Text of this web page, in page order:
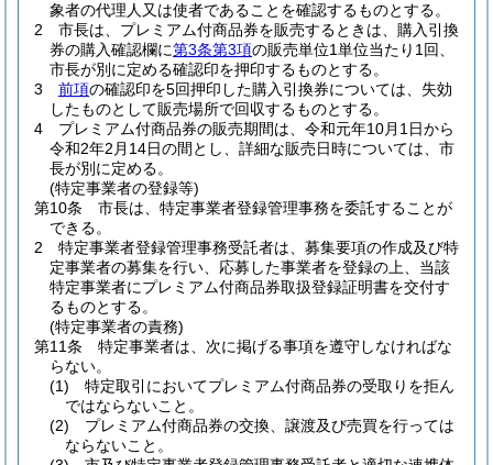
象者の代理人又は使者であることを確認するものとする。
2
市長は、プレミアム付商品券を販売するときは、購入引換
券の購入確認欄に第3条第3項の販売単位1単位当たり1回、
市長が別に定める確認印を押印するものとする。
3
前項の確認印を5回押印した購入引換券については、失効
したものとして販売場所で回収するものとする。
4
プレミアム付商品券の販売期間は、令和元年10月1日から
令和2年2月14日の間とし、詳細な販売日時については、市
長が別に定める。
(特定事業者の登録等)
第10条
市長は、特定事業者登録管理事務を委託することが
できる。
2
特定事業者登録管理事務受託者は、募集要項の作成及び特
定事業者の募集を行い、応募した事業者を登録の上、当該
特定事業者にプレミアム付商品券取扱登録証明書を交付す
るものとする。
(特定事業者の責務)
第11条
特定事業者は、次に掲げる事項を遵守しなければな
らない。
(1)
特定取引においてプレミアム付商品券の受取りを拒ん
ではならないこと。
(2)
プレミアム付商品券の交換、譲渡及び売買を行っては
ならないこと。